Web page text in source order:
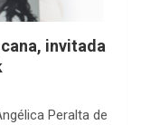
invitada
Peralta de